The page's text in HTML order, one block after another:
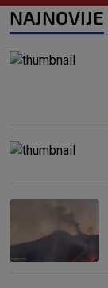
NAJNOVIJE